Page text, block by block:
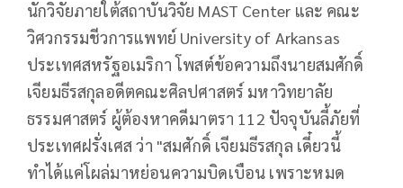
นักวิจัยภายใต้สถาบันวิจัย MAST Center และ คณะ
วิศวกรรมชีวการแพทย์ University of Arkansas
ประเทศสหรัฐอเมริกา โพสต์ข้อความถึงนายสมศักดิ์
เจียมธีรสกุลอดีตคณะศิลปศาสตร์ มหาวิทยาลัย
ธรรมศาสตร์ ผู้ต้องหาคดีมาตรา 112 ปัจจุบันลี้ภัยที่
ประเทศฝรั่งเศส ว่า "สมศักดิ์ เจียมธีรสกุล เดี๋ยวนี้
ทำได้แค่โผล่มาหย่อนความบิดเบือน เพราะหมด